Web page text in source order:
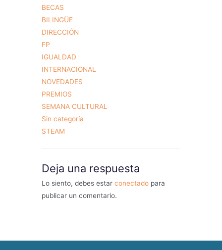
BECAS
BILINGÜE
DIRECCIÓN
FP
IGUALDAD
INTERNACIONAL
NOVEDADES
PREMIOS
SEMANA CULTURAL
Sin categoría
STEAM
Deja una respuesta
Lo siento, debes estar conectado para
publicar un comentario.